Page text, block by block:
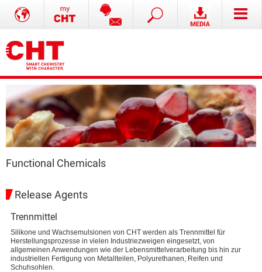
Functional Chemicals
Release Agents
Trennmittel
Silikone und Wachsemulsionen von CHT werden als Trennmittel für
Herstellungsprozesse in vielen Industriezweigen eingesetzt, von
allgemeinen Anwendungen wie der Lebensmittelverarbeitung bis hin zur
industriellen Fertigung von Metallteilen, Polyurethanen, Reifen und
Schuhsohlen.